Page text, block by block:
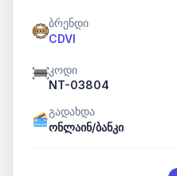
ბრენდი
CDVI
კოდი
NT-03804
გადახდა
ონლაინ/ბანკი